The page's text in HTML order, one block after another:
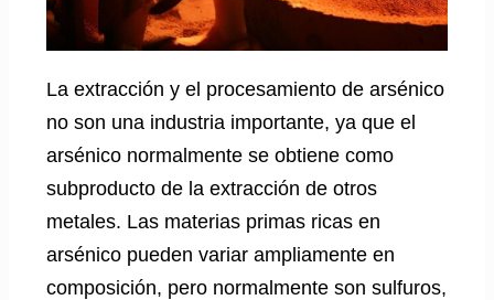
La extracción y el procesamiento de arsénico
no son una industria importante, ya que el
arsénico normalmente se obtiene como
subproducto de la extracción de otros
metales. Las materias primas ricas en
arsénico pueden variar ampliamente en
composición, pero normalmente son sulfuros,